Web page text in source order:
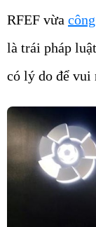
RFEF vừa
là trái pháp
có lý do để vui